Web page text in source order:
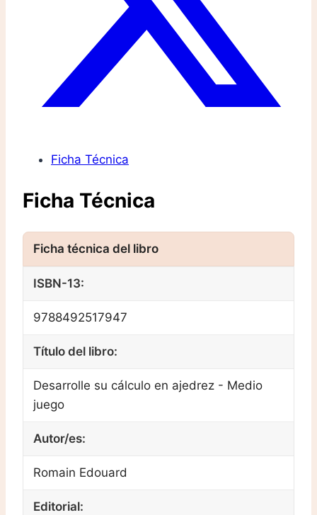
Ficha Técnica
Ficha Técnica
ISBN-13:
9788492517947
Título del libro:
Desarrolle su cálculo en ajedrez - Medio
juego
Autor/es:
Romain Edouard
Editorial: